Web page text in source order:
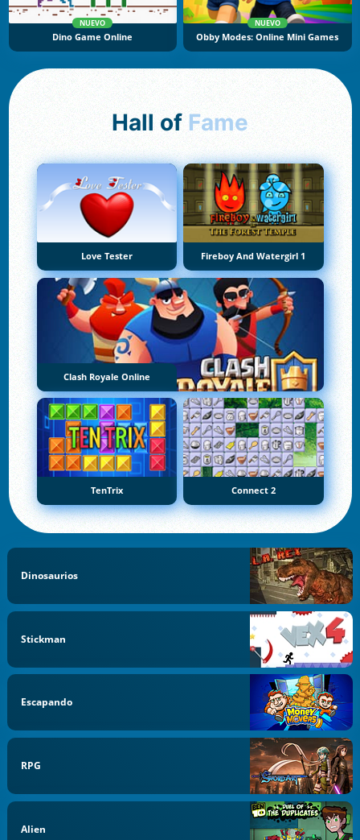
NUEVO
Dino Game Online
NUEVO
Obby Modes: Online Mini Games
Hall of Fame
Love Tester Fireboy And Watergirl 1
Clash Royale Online
TenTrix Connect 2
Dinosaurios
Stickman
Escapando
RPG
Alien